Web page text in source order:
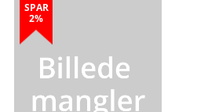
SPAR
2%